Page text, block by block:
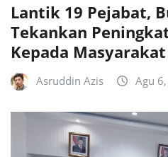
Lantik 19 Pejabat,
Tekankan
Kepada Masyarakat
Asruddin Azis Agu